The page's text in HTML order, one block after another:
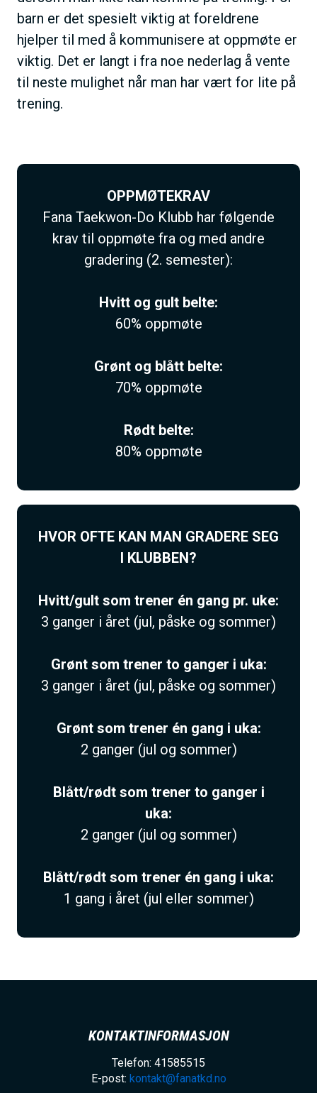
barn er det spesielt viktig at foreldrene
hjelper til med å kommunisere at oppmøte er
viktig. Det er langt i fra noe nederlag å vente
til neste mulighet når man har vært for lite på
trening.
OPPMØTEKRAV
Fana Taekwon-Do Klubb har følgende
krav til oppmøte fra og med andre
gradering (2. semester):
Hvitt og gult belte:
60% oppmøte
Grønt og blått belte:
70% oppmøte
Rødt belte:
80% oppmøte
HVOR OFTE KAN MAN GRADERE SEG
I KLUBBEN?
Hvitt/gult som trener én gang pr. uke:
3 ganger i året (jul, påske og sommer)
Grønt som trener to ganger i uka:
3 ganger i året (jul, påske og sommer)
Grønt som trener én gang i uka:
2 ganger (jul og sommer)
Blått/rødt som trener to ganger i
uka:
2 ganger (jul og sommer)
Blått/rødt som trener én gang i uka:
1 gang i året (jul eller sommer)
KONTAKTINFORMASJON
Telefon: 41585515
E-post: kontakt@fanatkd.no